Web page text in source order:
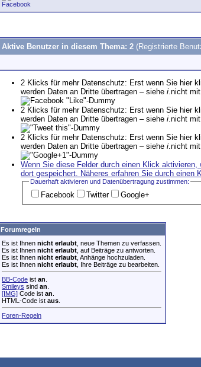
Facebook
Aktive Benutzer in diesem Thema: 2 (Registrierte
2 Klicks für mehr Datenschutz: Erst wenn Sie hier
werden Daten an Dritte übertragen – siehe i.nicht
2 Klicks für mehr Datenschutz: Erst wenn Sie hier
werden Daten an Dritte übertragen – siehe i.nicht
2 Klicks für mehr Datenschutz: Erst wenn Sie hier
werden Daten an Dritte übertragen – siehe i.nicht
Wenn Sie diese Felder durch einen Klick
dort gespeichert. Näheres erfahren Sie durch einen
Dauerhaft aktivieren und Datenüber­tragung zustimmen:
Facebook Twitter Google+
Forumregeln
Es ist Ihnen nicht erlaubt , neue Themen zu verfassen.
Es ist Ihnen nicht erlaubt , auf Beiträge zu antworten.
Es ist Ihnen nicht erlaubt , Anhänge hochzuladen.
Es ist Ihnen nicht erlaubt , Ihre Beiträge zu bearbeiten.
BB-Code ist an
Smileys sind an
[IMG] Code ist an
HTML-Code ist aus
Foren-Regeln